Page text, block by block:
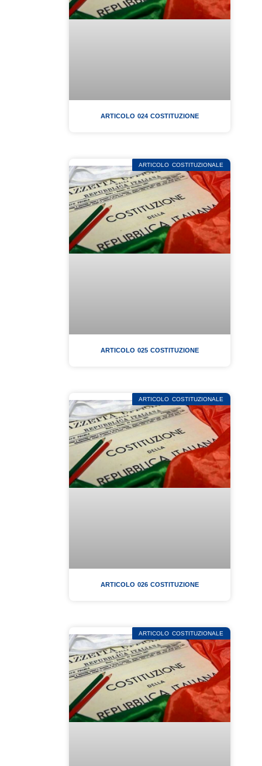
ARTICOLO 024 COSTITUZIONE
ARTICOLO COSTITUZIONALE
ARTICOLO 025 COSTITUZIONE
ARTICOLO COSTITUZIONALE
ARTICOLO 026 COSTITUZIONE
ARTICOLO COSTITUZIONALE